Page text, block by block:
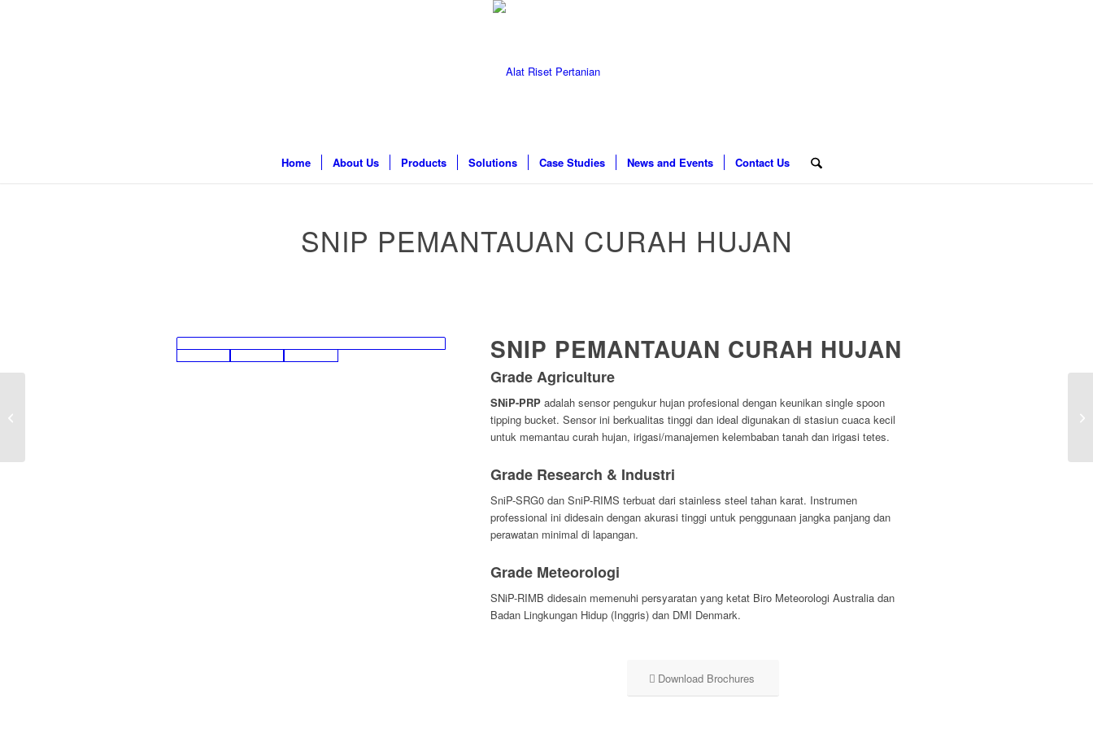
Home About Us Products Solutions Case Studies News and Events Contact Us
SNIP PEMANTAUAN CURAH HUJAN
SNIP PEMANTAUAN CURAH HUJAN
Grade Agriculture
SNiP-PRPadalah sensor pengukur hujan profesional dengan keunikan single spoon
tipping bucket. Sensor ini berkualitas tinggi dan ideal digunakan di stasiun cuaca kecil
untuk memantau curah hujan, irigasi/manajemen kelembaban tanah dan irigasi tetes.
Grade Research & Industri
SniP-SRG0 dan SniP-RIMS terbuat dari stainless steel tahan karat. Instrumen
professional ini didesain dengan akurasi tinggi untuk penggunaan jangka panjang dan
perawatan minimal di lapangan.
Grade Meteorologi
SNiP-RIMB didesain memenuhi persyaratan yang ketat Biro Meteorologi Australia dan
Badan Lingkungan Hidup (Inggris) dan DMI Denmark.
Download Brochures